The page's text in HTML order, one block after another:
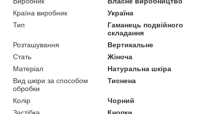
Країна виробник
Україна
Тип
Гаманець подвійного
складання
Розташування
Вертикальне
Стать
Жіноча
Матеріал
Натуральна шкіра
Вид шкіри за способом
обробки
Тиснена
Колір
Чорний
Застібка
Кнопки